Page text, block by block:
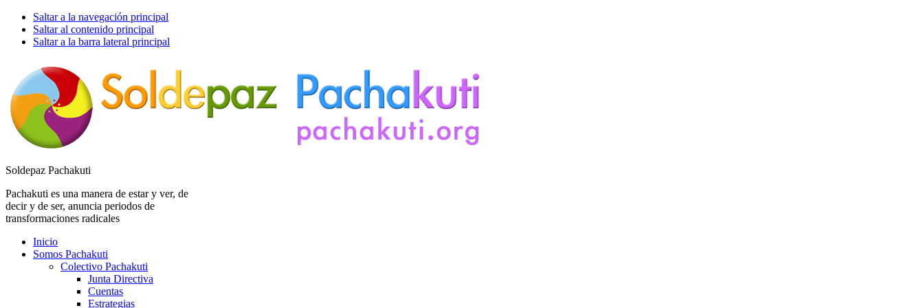
Saltar a la navegación principal
Saltar al contenido principal
Saltar a la barra lateral principal
Soldepaz Pachakuti
Pachakuti es una manera de estar y ver, de
decir y de ser, anuncia periodos de
transformaciones radicales
Inicio
Somos Pachakuti
Colectivo Pachakuti
Junta Directiva
Cuentas
Estrategias